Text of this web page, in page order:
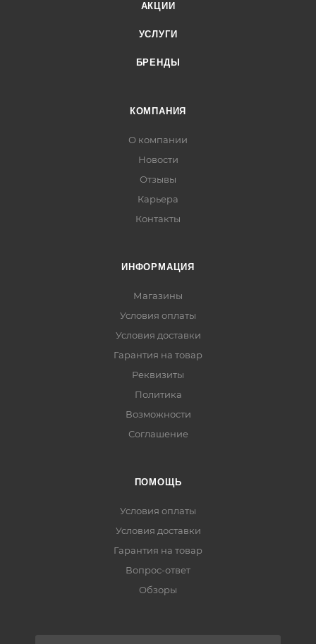
АКЦИИ
УСЛУГИ
БРЕНДЫ
КОМПАНИЯ
О компании
Новости
Отзывы
Карьера
Контакты
ИНФОРМАЦИЯ
Магазины
Условия оплаты
Условия доставки
Гарантия на товар
Реквизиты
Политика
Возможности
Соглашение
ПОМОЩЬ
Условия оплаты
Условия доставки
Гарантия на товар
Вопрос-ответ
Обзоры